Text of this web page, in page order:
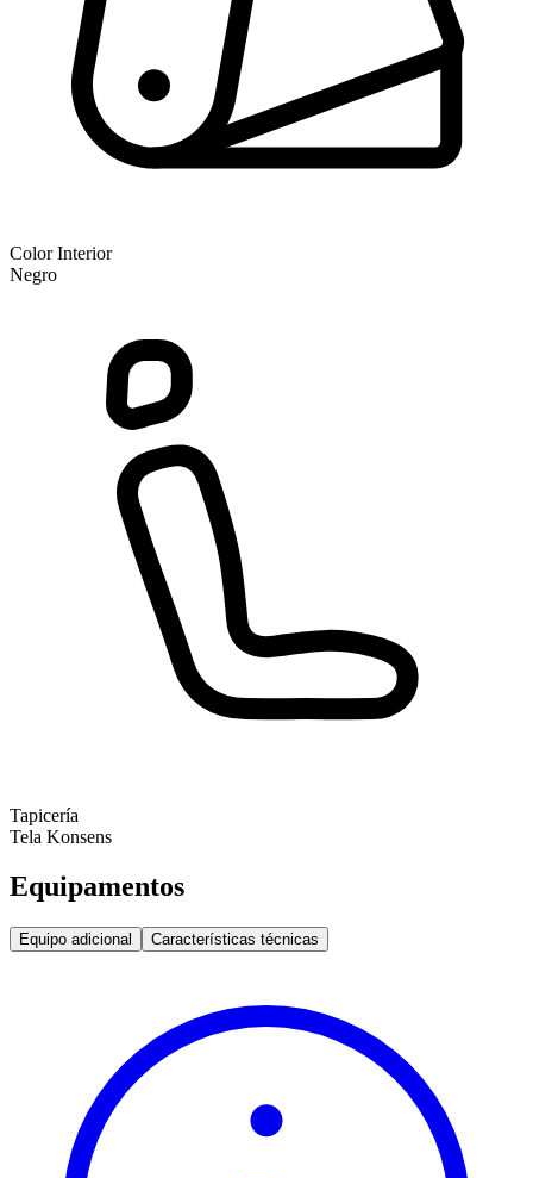
Color Interior
Negro
Tapicería
Tela Konsens
Equipamentos
Equipo adicional Características técnicas